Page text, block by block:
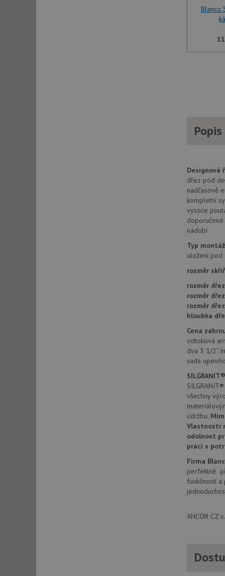
Blanco
Designová
dřez pod
nadčasově
kompletní
vysoce
nádobí
Typ
uložení pod
rozměr
rozměr
rozměr
rozměr
hloubka
Cena
odtoková
dva 3 1/2"
sada
všechny
údržbu.
Vlastnosti
odolnost
práci s
Firma
perfektně
funkčností
ANCOR CZ
Nezbytně nutné
stránky nelze bez
CookieScriptConsent
AUTORIZACE
_ga_9T91YFLEPX
Název
__Secure-YNID
test_cookie
_gcl_au